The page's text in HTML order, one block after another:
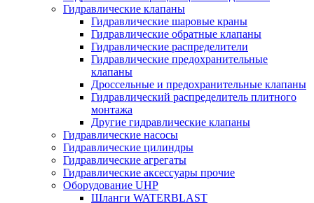
Гидравлические клапаны
Гидравлические шаровые краны
Гидравлические обратные клапаны
Гидравлические распределители
Гидравлические предохранительные
клапаны
Дроссельные и предохранительные клапаны
Гидравлический распределитель плитного
монтажа
Другие гидравлические клапаны
Гидравлические насосы
Гидравлические цилиндры
Гидравлические агрегаты
Гидравлические аксессуары прочие
Оборудование UHP
Шланги WATERBLAST